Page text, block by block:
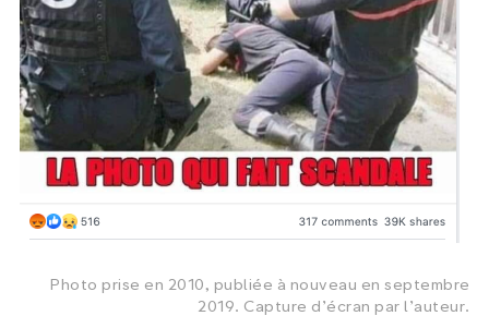
Photo prise en 2010, publiée à nouveau en septembre
2019. Capture d’écran par l’auteur.